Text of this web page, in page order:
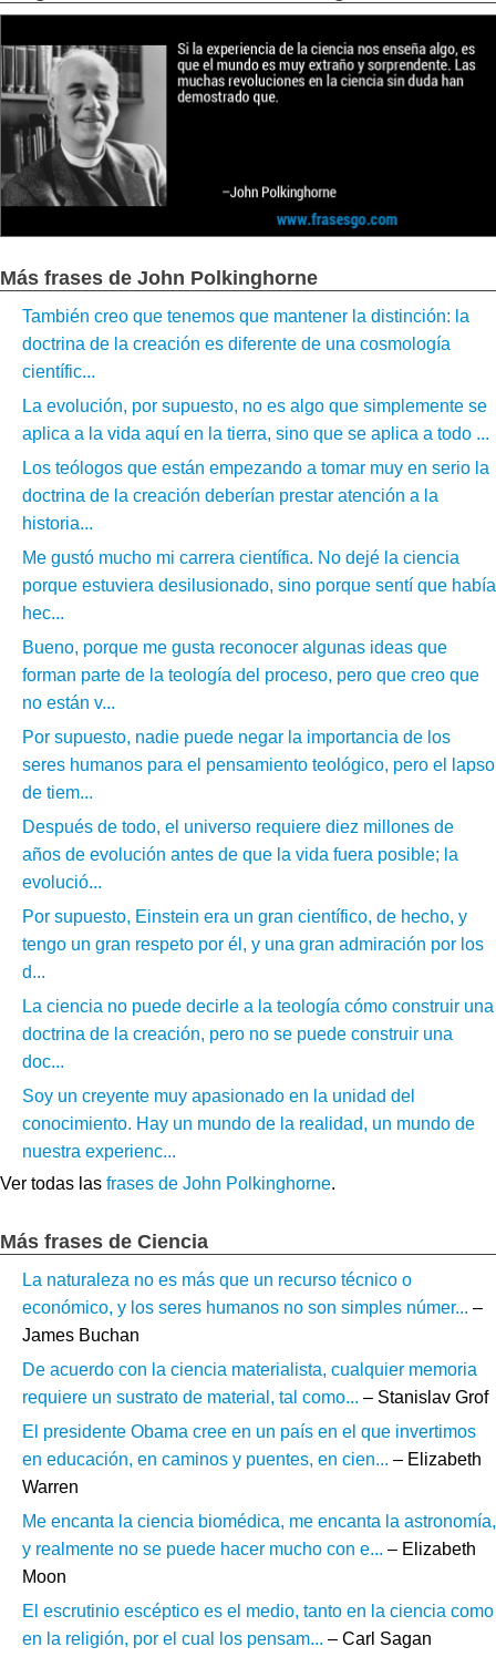
Más frases de John Polkinghorne
También creo que tenemos que mantener la distinción: la
doctrina de la creación es diferente de una cosmología
científic...
La evolución, por supuesto, no es algo que simplemente se
aplica a la vida aquí en la tierra, sino que se aplica a todo ...
Los teólogos que están empezando a tomar muy en serio la
doctrina de la creación deberían prestar atención a la
historia...
Me gustó mucho mi carrera científica. No dejé la ciencia
porque estuviera desilusionado, sino porque sentí que había
hec...
Bueno, porque me gusta reconocer algunas ideas que
forman parte de la teología del proceso, pero que creo que
no están v...
Por supuesto, nadie puede negar la importancia de los
seres humanos para el pensamiento teológico, pero el lapso
de tiem...
Después de todo, el universo requiere diez millones de
años de evolución antes de que la vida fuera posible; la
evolució...
Por supuesto, Einstein era un gran científico, de hecho, y
tengo un gran respeto por él, y una gran admiración por los
d...
La ciencia no puede decirle a la teología cómo construir una
doctrina de la creación, pero no se puede construir una
doc...
Soy un creyente muy apasionado en la unidad del
conocimiento. Hay un mundo de la realidad, un mundo de
nuestra experienc...
Ver todas las frases de John Polkinghorne.
Más frases de Ciencia
La naturaleza no es más que un recurso técnico o
económico, y los seres humanos no son simples númer... –
James Buchan
De acuerdo con la ciencia materialista, cualquier memoria
requiere un sustrato de material, tal como... – Stanislav Grof
El presidente Obama cree en un país en el que invertimos
en educación, en caminos y puentes, en cien... – Elizabeth
Warren
Me encanta la ciencia biomédica, me encanta la astronomía,
y realmente no se puede hacer mucho con e... – Elizabeth
Moon
El escrutinio escéptico es el medio, tanto en la ciencia como
en la religión, por el cual los pensam... – Carl Sagan